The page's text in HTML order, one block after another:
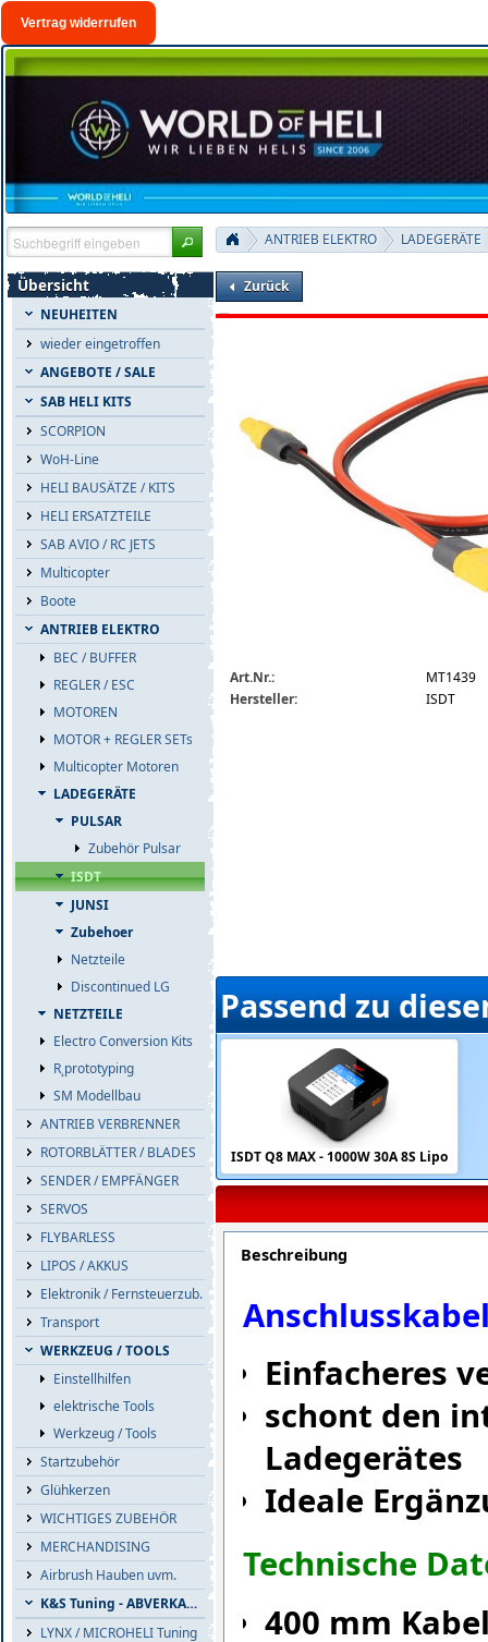
Vertrag widerrufen
Übersicht
NEUHEITEN
wieder eingetroffen
ANGEBOTE / SALE
SAB HELI KITS
SCORPION
WoH-Line
HELI BAUSÄTZE / KITS
HELI ERSATZTEILE
SAB AVIO / RC JETS
Multicopter
Boote
ANTRIEB ELEKTRO
BEC / BUFFER
REGLER / ESC
MOTOREN
MOTOR + REGLER SETs
Multicopter Motoren
LADEGERÄTE
PULSAR
Zubehör Pulsar
ISDT
JUNSI
Zubehoer
Netzteile
Discontinued LG
NETZTEILE
Electro Conversion Kits
R˛prototyping
SM Modellbau
ANTRIEB VERBRENNER
ROTORBLÄTTER / BLADES
SENDER / EMPFÄNGER
SERVOS
FLYBARLESS
LIPOS / AKKUS
Elektronik / Fernsteuerzub.
Transport
WERKZEUG / TOOLS
Einstellhilfen
elektrische Tools
Werkzeug / Tools
Startzubehör
Glühkerzen
WICHTIGES ZUBEHÖR
MERCHANDISING
Airbrush Hauben uvm.
K&S Tuning - ABVERKAUF
LYNX / MICROHELI Tuning
ANTRIEB ELEKTRO LADEGERÄTE
Zurück
Art.Nr.:
MT1439
Hersteller:
ISDT
Passend zu
ISDT Q8 MAX - 1000W 30A 8S Lipo
Beschreibung
Einfacheres
schont den
Ladegerätes
Ideale
Technische
400 mm